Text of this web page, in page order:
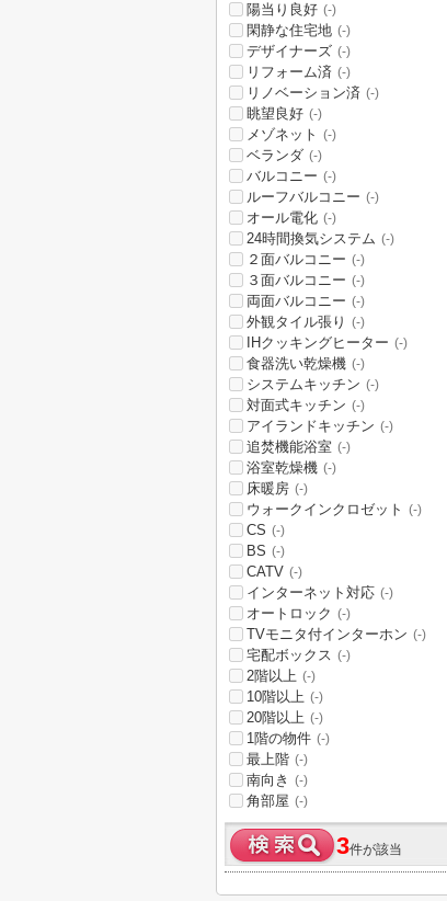
陽当り良好 (-)
閑静な住宅地 (-)
デザイナーズ (-)
リフォーム済 (-)
リノベーション済 (-)
眺望良好 (-)
メゾネット (-)
ベランダ (-)
バルコニー (-)
ルーフバルコニー (-)
オール電化 (-)
24時間換気システム (-)
２面バルコニー (-)
３面バルコニー (-)
両面バルコニー (-)
外観タイル張り (-)
IHクッキングヒーター (-)
食器洗い乾燥機 (-)
システムキッチン (-)
対面式キッチン (-)
アイランドキッチン (-)
追焚機能浴室 (-)
浴室乾燥機 (-)
床暖房 (-)
ウォークインクロゼット (-)
CS (-)
BS (-)
CATV (-)
インターネット対応 (-)
オートロック (-)
TVモニタ付インターホン (-)
宅配ボックス (-)
2階以上 (-)
10階以上 (-)
20階以上 (-)
1階の物件 (-)
最上階 (-)
南向き (-)
角部屋 (-)
3件が該当